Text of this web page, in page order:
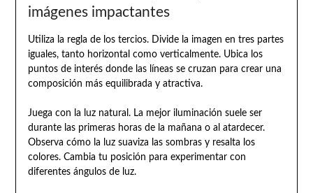
imágenes impactantes
Utiliza la regla de los tercios. Divide la imagen en tres partes
iguales, tanto horizontal como verticalmente. Ubica los
puntos de interés donde las líneas se cruzan para crear una
composición más equilibrada y atractiva.
Juega con la luz natural. La mejor iluminación suele ser
durante las primeras horas de la mañana o al atardecer.
Observa cómo la luz suaviza las sombras y resalta los
colores. Cambia tu posición para experimentar con
diferentes ángulos de luz.